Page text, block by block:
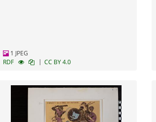
1 JPEG
RDF
| CC BY 4.0